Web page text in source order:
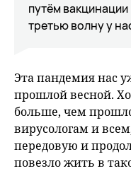
путём
третью волну у
Эта пандемия нас
прошлой весной.
больше, чем
вирусологам и
передовую и
повезло жить в